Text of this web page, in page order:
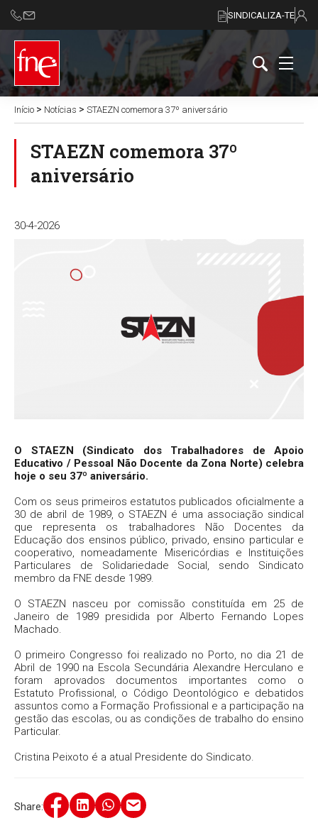
SINDICALIZA-TE
Início > Notícias > STAEZN comemora 37º aniversário
STAEZN comemora 37º
aniversário
30-4-2026
O STAEZN (Sindicato dos Trabalhadores de Apoio
Educativo / Pessoal Não Docente da Zona Norte) celebra
hoje o seu 37º aniversário.
Com os seus primeiros estatutos publicados oficialmente a
30 de abril de 1989, o STAEZN é uma associação sindical
que representa os trabalhadores Não Docentes da
Educação dos ensinos público, privado, ensino particular e
cooperativo, nomeadamente Misericórdias e Instituições
Particulares de Solidariedade Social, sendo Sindicato
membro da FNE desde 1989.
O STAEZN nasceu por comissão constituída em 25 de
Janeiro de 1989 presidida por Alberto Fernando Lopes
Machado.
O primeiro Congresso foi realizado no Porto, no dia 21 de
Abril de 1990 na Escola Secundária Alexandre Herculano e
foram aprovados documentos importantes como o
Estatuto Profissional, o Código Deontológico e debatidos
assuntos como a Formação Profissional e a participação na
gestão das escolas, ou as condições de trabalho do ensino
Particular.
Cristina Peixoto é a atual Presidente do Sindicato.
Share: